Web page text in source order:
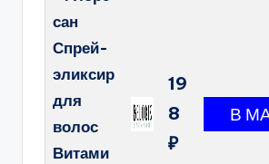
сан
Спрей-
эликсир
для
волос
Витами
19
8
₽